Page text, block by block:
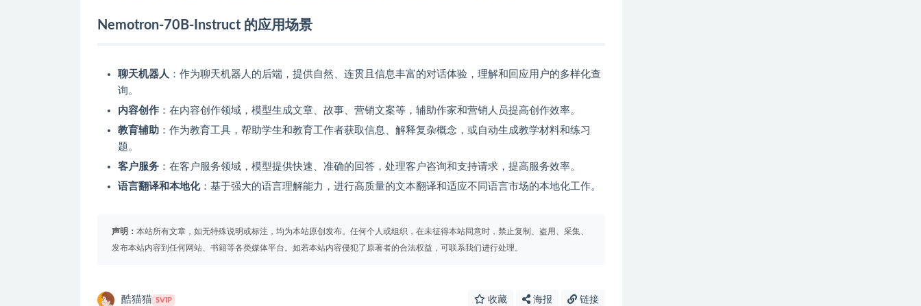
Nemotron-70B-Instruct 的应用场景
聊天机器人 ：作为聊天机器人的后端，提供自然、连贯且信息丰富的对话体验，理解和回应用户的多样化查
询。
内容创作 ：在内容创作领域，模型生成文章、故事、营销文案等，辅助作家和营销人员提高创作效率。
教育辅助 ：作为教育工具，帮助学生和教育工作者获取信息、解释复杂概念，或自动生成教学材料和练习
题。
客户服务 ：在客户服务领域，模型提供快速、准确的回答，处理客户咨询和支持请求，提高服务效率。
语言翻译和本地化：基于强大的语言理解能力，进行高质量的文本翻译和适应不同语言市场的本地化工作。
声明： 本站所有文章，如无特殊说明或标注，均为本站原创发布。任何个人或组织，在未征得本站同意时，禁止复制、盗用、采集、
发布本站内容到任何网站、书籍等各类媒体平台。如若本站内容侵犯了原著者的合法权益，可联系我们进行处理。
酷猫猫 SVIP 收藏 海报 链接